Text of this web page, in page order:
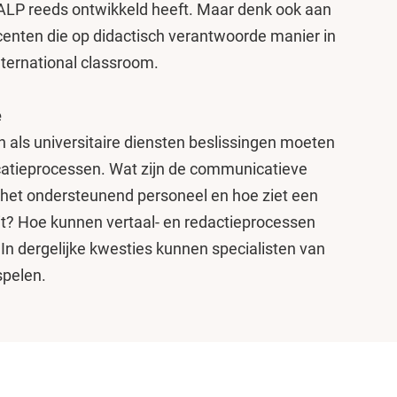
reeds ontwikkeld heeft. Maar denk ook aan
die op didactisch verantwoorde manier in
classroom.
als universitaire diensten beslissingen moeten
Wat zijn de communicatieve
ondersteunend personeel en hoe ziet een
Hoe kunnen vertaal- en redactieprocessen
dergelijke kwesties kunnen specialisten van